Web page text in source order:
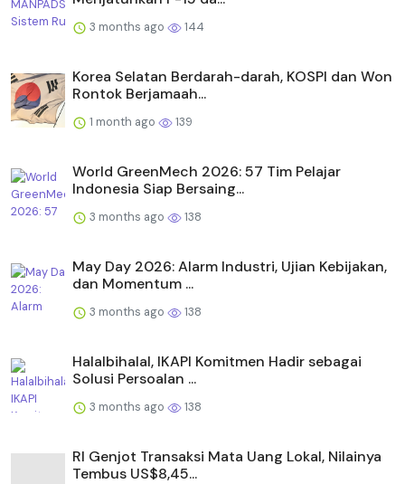
3 months ago 144
Korea Selatan Berdarah-darah, KOSPI dan Won
Rontok Berjamaah...
1 month ago 139
World GreenMech 2026: 57 Tim Pelajar
Indonesia Siap Bersaing...
3 months ago 138
May Day 2026: Alarm Industri, Ujian Kebijakan,
dan Momentum ...
3 months ago 138
Halalbihalal, IKAPI Komitmen Hadir sebagai
Solusi Persoalan ...
3 months ago 138
RI Genjot Transaksi Mata Uang Lokal, Nilainya
Tembus US$8,45...